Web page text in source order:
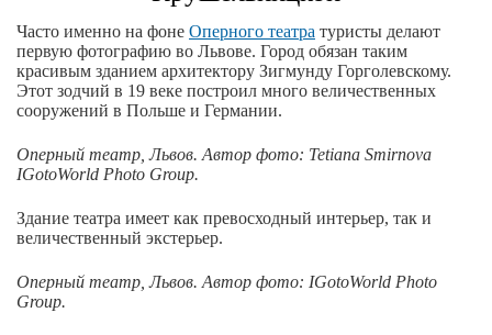
Часто именно на фоне Оперного театра туристы делают
первую фотографию во Львове. Город обязан таким
красивым зданием архитектору Зигмунду Горголевскому.
Этот зодчий в 19 веке построил много величественных
сооружений в Польше и Германии.
Оперный театр, Львов. Автор фото: Tetiana Smirnova
IGotoWorld Photo Group.
Здание театра имеет как превосходный интерьер, так и
величественный экстерьер.
Оперный театр, Львов. Автор фото: IGotoWorld Photo
Group.